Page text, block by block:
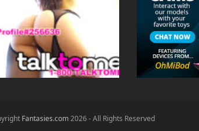
Fantasies.com2026 - All Rights Reserved